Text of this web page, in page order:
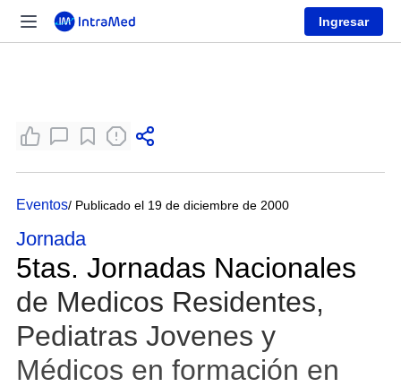
Ingresar
Eventos/ Publicado el 19 de diciembre de 2000
Jornada
5tas. Jornadas Nacionales
de Medicos Residentes,
Pediatras Jovenes y
Médicos en formación en